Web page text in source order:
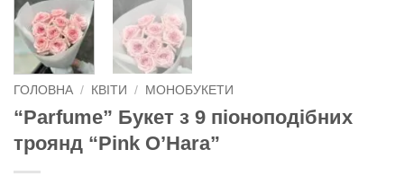
ГОЛОВНА / КВІТИ / МОНОБУКЕТИ
“Parfume” Букет з 9 піоноподібних
троянд “Pink O’Hara”